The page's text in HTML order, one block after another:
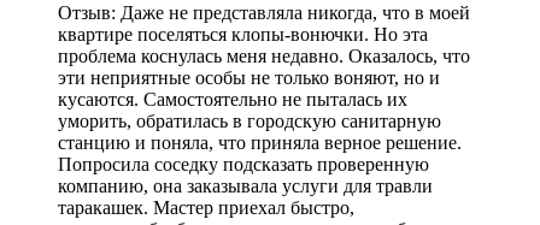
Отзыв: Даже не представляла никогда, что в моей
квартире поселяться клопы-вонючки. Но эта
проблема коснулась меня недавно. Оказалось, что
эти неприятные особы не только воняют, но и
кусаются. Самостоятельно не пыталась их
уморить, обратилась в городскую санитарную
станцию и поняла, что приняла верное решение.
Попросила соседку подсказать проверенную
компанию, она заказывала услуги для травли
таракашек. Мастер приехал быстро,